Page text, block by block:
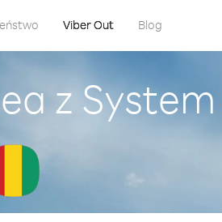
Viber Out Blog
z System